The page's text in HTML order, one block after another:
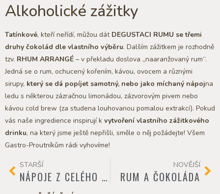
Alkoholické zážitky
Tatínkové, kteří neřídí, můžou dát DEGUSTACI RUMU se třemi
druhy čokolád dle vlastního výběru. Dalším zážitkem je rozhodně
tzv. RHUM ARRANGÉ – v překladu doslova „naaranžovaný rum“.
Jedná se o rum, ochucený kořením, kávou, ovocem a různými
sirupy, který se dá popíjet samotný, nebo jako míchaný nápojna
ledu s některou zázračnou limonádou, zázvorovým pivem nebo
kávou cold brew (za studena louhovanou pomalou extrakcí). Pokud
vás naše ingredience inspirují k vytvoření vlastního zážitkového
drinku, na který jsme ještě nepřišli, směle o něj požádejte! Všem
Gastro-Proutníkům rádi vyhovíme!
STARŠÍ
NÁPOJE Z CELÉHO SVĚTA
NOVĚJŠÍ
RUM A ČOKOLÁDA